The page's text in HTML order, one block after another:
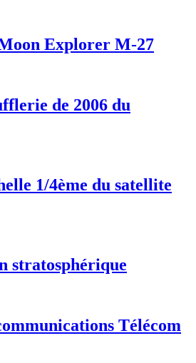
Explorer M-27
de 2006 du
1/4ème du satellite
stratosphérique
Télécom